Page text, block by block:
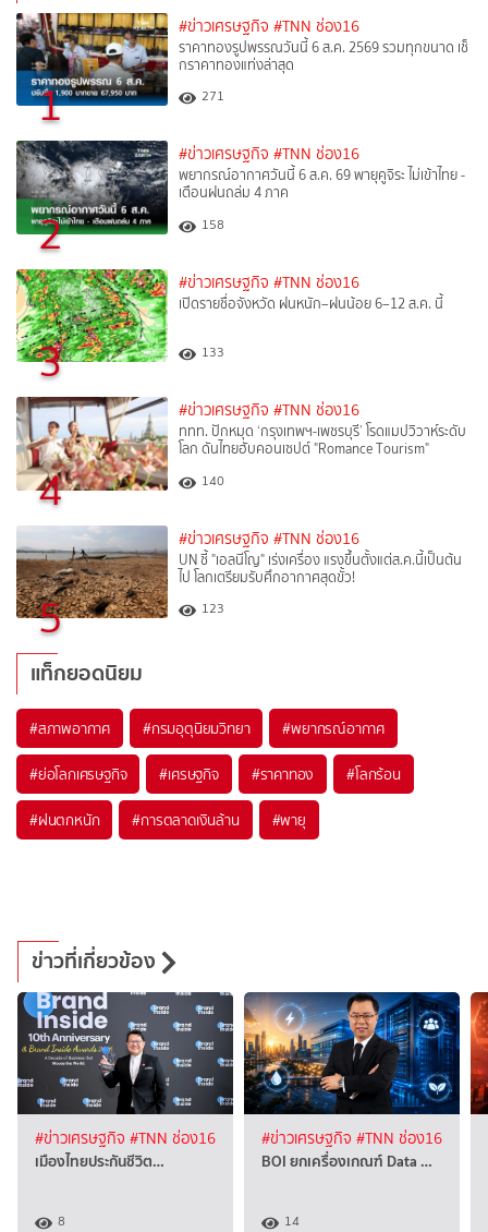
1
#ข่าวเศรษฐกิจ #TNN ช่อง16
ราคาทองรูปพรรณวันนี้ 6 ส.ค. 2569 รวมทุกขนาด เช็
กราคาทองแท่งล่าสุด
271
2
#ข่าวเศรษฐกิจ #TNN ช่อง16
พยากรณ์อากาศวันนี้ 6 ส.ค. 69 พายุคูจิระ ไม่เข้าไทย -
เตือนฝนถล่ม 4 ภาค
158
3
#ข่าวเศรษฐกิจ #TNN ช่อง16
เปิดรายชื่อจังหวัด ฝนหนัก–ฝนน้อย 6–12 ส.ค. นี้
133
4
#ข่าวเศรษฐกิจ #TNN ช่อง16
ททท. ปักหมุด ‘กรุงเทพฯ-เพชรบุรี’ โรดแมปวิวาห์ระดับ
โลก ดันไทยฮับคอนเซปต์ "Romance Tourism"
140
5
#ข่าวเศรษฐกิจ #TNN ช่อง16
UN ชี้ "เอลนีโญ" เร่งเครื่อง แรงขึ้นตั้งแต่ส.ค.นี้เป็นต้น
ไป โลกเตรียมรับศึกอากาศสุดขั้ว!
123
แท็กยอดนิยม
#สภาพอากาศ #กรมอุตุนิยมวิทยา #พยากรณ์อากาศ
#ย่อโลกเศรษฐกิจ #เศรษฐกิจ #ราคาทอง #โลกร้อน
#ฝนตกหนัก #การตลาดเงินล้าน #พายุ
ข่าวที่เกี่ยวข้อง
#ข่าวเศรษฐกิจ #TNN ช่อง16
เมืองไทยประกันชีวิต…
8
#ข่าวเศรษฐกิจ #TNN ช่อง16
BOI ยกเครื่องเกณฑ์ Data …
14